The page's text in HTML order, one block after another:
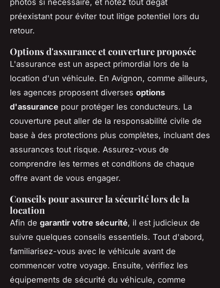
préexistant pour éviter tout litige potentiel lors du
retour.
Options d'assurance et couverture proposée
L'assurance est un aspect primordial lors de la
location d'un véhicule. En Avignon, comme ailleurs,
les agences proposent diverses options
d'assurance pour protéger les conducteurs. La
couverture peut aller de la responsabilité civile de
base à des protections plus complètes, incluant des
assurances tout risque. Assurez-vous de
comprendre les termes et conditions de chaque
offre avant de vous engager.
Conseils pour assurer la sécurité lors de la
location
Afin de garantir votre sécurité, il est judicieux de
suivre quelques conseils essentiels. Tout d'abord,
familiarisez-vous avec le véhicule avant de
commencer votre voyage. Ensuite, vérifiez les
équipements de sécurité du véhicule, comme